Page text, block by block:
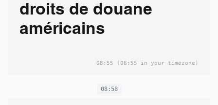
droits de douane
américains
08:55 (06:55 in your timezone)
08:58